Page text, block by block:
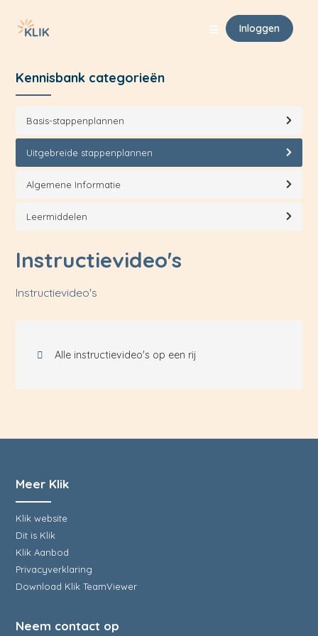
Inloggen
Instructievideo's
Kennisbank categorieën
Basis-stappenplannen
Uitgebreide stappenplannen
Algemene Informatie
Leermiddelen
Instructievideo's
Instructievideo's
Alle instructievideo's op een rij
Meer Klik
Klik website
Dit is Klik
Klik Aanbod
Privacyverklaring
Download Klik TeamViewer
Neem contact op